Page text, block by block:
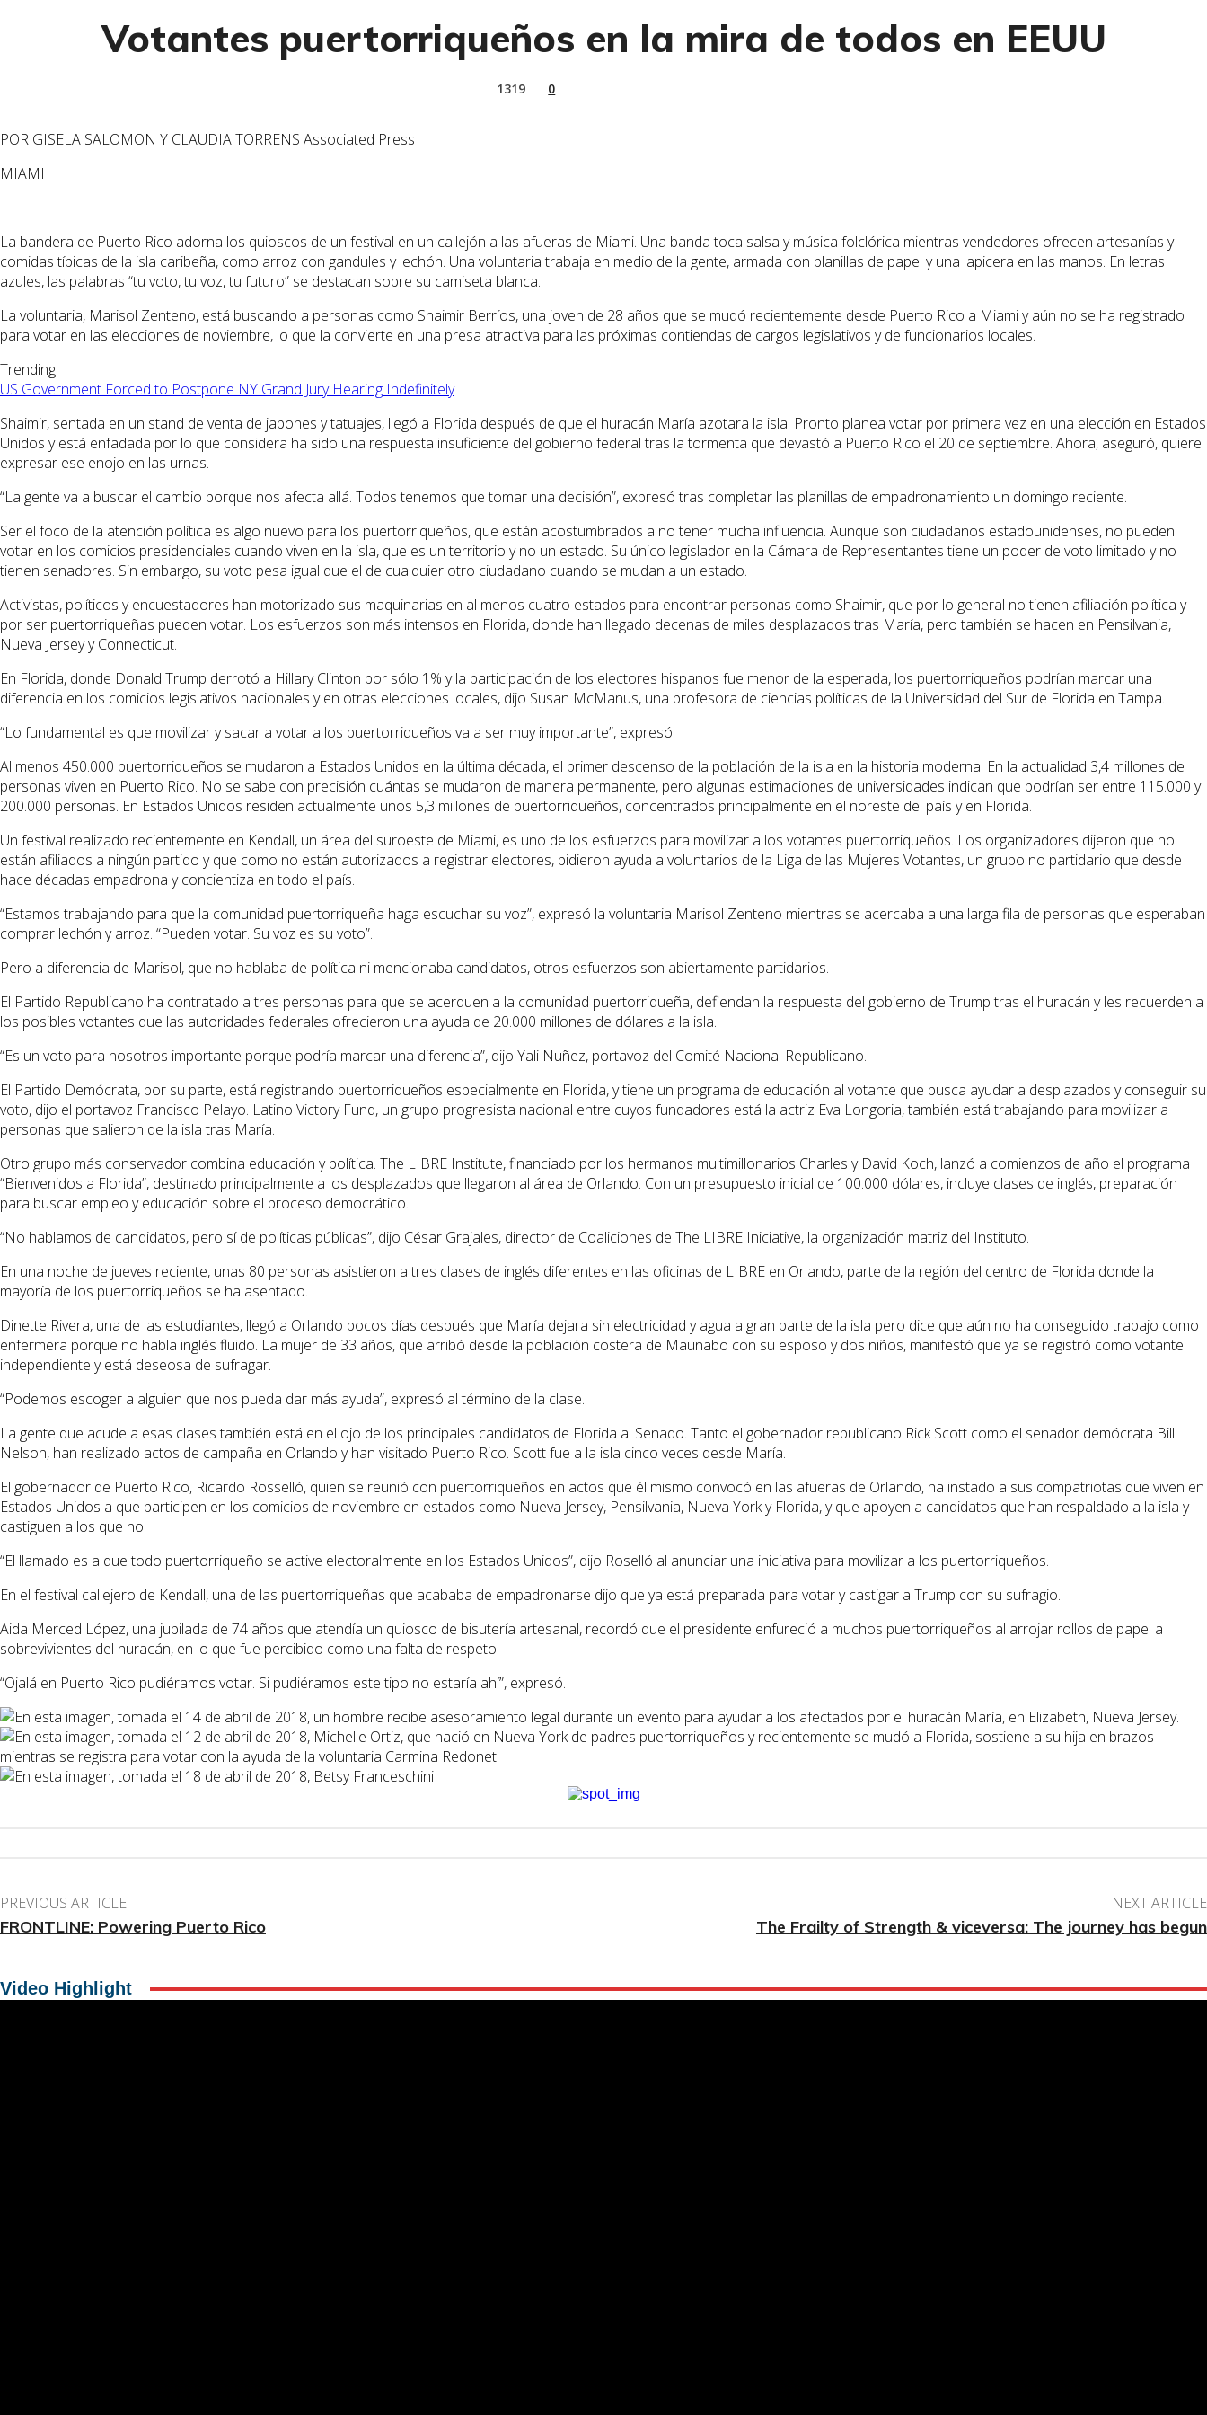
Votantes puertorriqueños en la mira de todos en EEUU
1319 0
POR GISELA SALOMON Y CLAUDIA TORRENS Associated Press
MIAMI
La bandera de Puerto Rico adorna los quioscos de un festival en un callejón a las afueras de Miami. Una banda toca salsa y música folclórica mientras vendedores ofrecen artesanías y
comidas típicas de la isla caribeña, como arroz con gandules y lechón. Una voluntaria trabaja en medio de la gente, armada con planillas de papel y una lapicera en las manos. En letras
azules, las palabras “tu voto, tu voz, tu futuro” se destacan sobre su camiseta blanca.
La voluntaria, Marisol Zenteno, está buscando a personas como Shaimir Berríos, una joven de 28 años que se mudó recientemente desde Puerto Rico a Miami y aún no se ha registrado
para votar en las elecciones de noviembre, lo que la convierte en una presa atractiva para las próximas contiendas de cargos legislativos y de funcionarios locales.
Trending
US Government Forced to Postpone NY Grand Jury Hearing Indefinitely
Shaimir, sentada en un stand de venta de jabones y tatuajes, llegó a Florida después de que el huracán María azotara la isla. Pronto planea votar por primera vez en una elección en Estados
Unidos y está enfadada por lo que considera ha sido una respuesta insuficiente del gobierno federal tras la tormenta que devastó a Puerto Rico el 20 de septiembre. Ahora, aseguró, quiere
expresar ese enojo en las urnas.
“La gente va a buscar el cambio porque nos afecta allá. Todos tenemos que tomar una decisión”, expresó tras completar las planillas de empadronamiento un domingo reciente.
Ser el foco de la atención política es algo nuevo para los puertorriqueños, que están acostumbrados a no tener mucha influencia. Aunque son ciudadanos estadounidenses, no pueden
votar en los comicios presidenciales cuando viven en la isla, que es un territorio y no un estado. Su único legislador en la Cámara de Representantes tiene un poder de voto limitado y no
tienen senadores. Sin embargo, su voto pesa igual que el de cualquier otro ciudadano cuando se mudan a un estado.
Activistas, políticos y encuestadores han motorizado sus maquinarias en al menos cuatro estados para encontrar personas como Shaimir, que por lo general no tienen afiliación política y
por ser puertorriqueñas pueden votar. Los esfuerzos son más intensos en Florida, donde han llegado decenas de miles desplazados tras María, pero también se hacen en Pensilvania,
Nueva Jersey y Connecticut.
En Florida, donde Donald Trump derrotó a Hillary Clinton por sólo 1% y la participación de los electores hispanos fue menor de la esperada, los puertorriqueños podrían marcar una
diferencia en los comicios legislativos nacionales y en otras elecciones locales, dijo Susan McManus, una profesora de ciencias políticas de la Universidad del Sur de Florida en Tampa.
“Lo fundamental es que movilizar y sacar a votar a los puertorriqueños va a ser muy importante”, expresó.
Al menos 450.000 puertorriqueños se mudaron a Estados Unidos en la última década, el primer descenso de la población de la isla en la historia moderna. En la actualidad 3,4 millones de
personas viven en Puerto Rico. No se sabe con precisión cuántas se mudaron de manera permanente, pero algunas estimaciones de universidades indican que podrían ser entre 115.000 y
200.000 personas. En Estados Unidos residen actualmente unos 5,3 millones de puertorriqueños, concentrados principalmente en el noreste del país y en Florida.
Un festival realizado recientemente en Kendall, un área del suroeste de Miami, es uno de los esfuerzos para movilizar a los votantes puertorriqueños. Los organizadores dijeron que no
están afiliados a ningún partido y que como no están autorizados a registrar electores, pidieron ayuda a voluntarios de la Liga de las Mujeres Votantes, un grupo no partidario que desde
hace décadas empadrona y concientiza en todo el país.
“Estamos trabajando para que la comunidad puertorriqueña haga escuchar su voz”, expresó la voluntaria Marisol Zenteno mientras se acercaba a una larga fila de personas que esperaban
comprar lechón y arroz. “Pueden votar. Su voz es su voto”.
Pero a diferencia de Marisol, que no hablaba de política ni mencionaba candidatos, otros esfuerzos son abiertamente partidarios.
El Partido Republicano ha contratado a tres personas para que se acerquen a la comunidad puertorriqueña, defiendan la respuesta del gobierno de Trump tras el huracán y les recuerden a
los posibles votantes que las autoridades federales ofrecieron una ayuda de 20.000 millones de dólares a la isla.
“Es un voto para nosotros importante porque podría marcar una diferencia”, dijo Yali Nuñez, portavoz del Comité Nacional Republicano.
El Partido Demócrata, por su parte, está registrando puertorriqueños especialmente en Florida, y tiene un programa de educación al votante que busca ayudar a desplazados y conseguir su
voto, dijo el portavoz Francisco Pelayo. Latino Victory Fund, un grupo progresista nacional entre cuyos fundadores está la actriz Eva Longoria, también está trabajando para movilizar a
personas que salieron de la isla tras María.
Otro grupo más conservador combina educación y política. The LIBRE Institute, financiado por los hermanos multimillonarios Charles y David Koch, lanzó a comienzos de año el programa
“Bienvenidos a Florida”, destinado principalmente a los desplazados que llegaron al área de Orlando. Con un presupuesto inicial de 100.000 dólares, incluye clases de inglés, preparación
para buscar empleo y educación sobre el proceso democrático.
“No hablamos de candidatos, pero sí de políticas públicas”, dijo César Grajales, director de Coaliciones de The LIBRE Iniciative, la organización matriz del Instituto.
En una noche de jueves reciente, unas 80 personas asistieron a tres clases de inglés diferentes en las oficinas de LIBRE en Orlando, parte de la región del centro de Florida donde la
mayoría de los puertorriqueños se ha asentado.
Dinette Rivera, una de las estudiantes, llegó a Orlando pocos días después que María dejara sin electricidad y agua a gran parte de la isla pero dice que aún no ha conseguido trabajo como
enfermera porque no habla inglés fluido. La mujer de 33 años, que arribó desde la población costera de Maunabo con su esposo y dos niños, manifestó que ya se registró como votante
independiente y está deseosa de sufragar.
“Podemos escoger a alguien que nos pueda dar más ayuda”, expresó al término de la clase.
La gente que acude a esas clases también está en el ojo de los principales candidatos de Florida al Senado. Tanto el gobernador republicano Rick Scott como el senador demócrata Bill
Nelson, han realizado actos de campaña en Orlando y han visitado Puerto Rico. Scott fue a la isla cinco veces desde María.
El gobernador de Puerto Rico, Ricardo Rosselló, quien se reunió con puertorriqueños en actos que él mismo convocó en las afueras de Orlando, ha instado a sus compatriotas que viven en
Estados Unidos a que participen en los comicios de noviembre en estados como Nueva Jersey, Pensilvania, Nueva York y Florida, y que apoyen a candidatos que han respaldado a la isla y
castiguen a los que no.
“El llamado es a que todo puertorriqueño se active electoralmente en los Estados Unidos”, dijo Roselló al anunciar una iniciativa para movilizar a los puertorriqueños.
En el festival callejero de Kendall, una de las puertorriqueñas que acababa de empadronarse dijo que ya está preparada para votar y castigar a Trump con su sufragio.
Aida Merced López, una jubilada de 74 años que atendía un quiosco de bisutería artesanal, recordó que el presidente enfureció a muchos puertorriqueños al arrojar rollos de papel a
sobrevivientes del huracán, en lo que fue percibido como una falta de respeto.
“Ojalá en Puerto Rico pudiéramos votar. Si pudiéramos este tipo no estaría ahí”, expresó.
PREVIOUS ARTICLE
FRONTLINE: Powering Puerto Rico
NEXT ARTICLE
The Frailty of Strength & viceversa: The journey has begun
Video Highlight